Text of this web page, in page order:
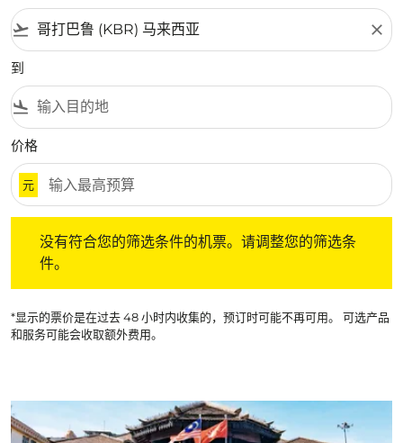
flight_takeoff close
到
flight_land
价格
元
没有符合您的筛选条件的机票。请调整您的筛选条
件。
*显示的票价是在过去 48 小时内收集的，预订时可能不再可用。 可选产品
和服务可能会收取额外费用。